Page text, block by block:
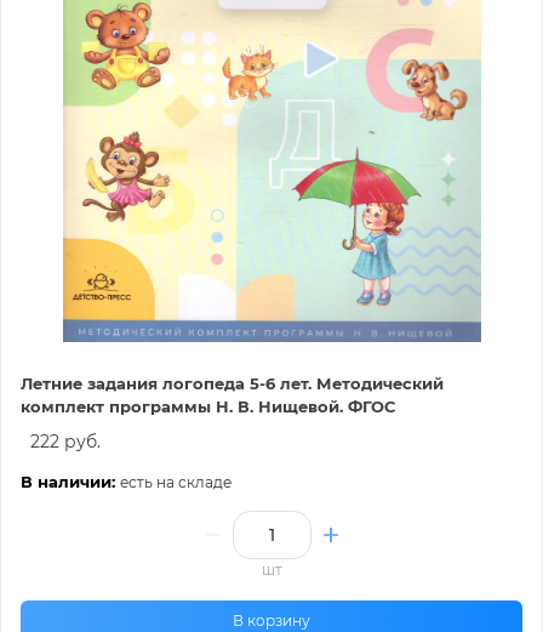
Летние задания логопеда 5-6 лет. Методический
комплект программы Н. В. Нищевой. ФГОС
222 руб.
В наличии: есть на складе
шт
В корзину